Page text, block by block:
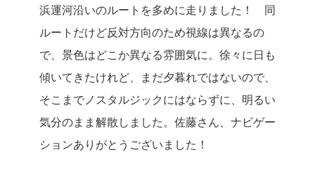
浜運河沿いのルートを多めに走りました！ 同
ルートだけど反対方向のため視線は異なるの
で、景色はどこか異なる雰囲気に。徐々に日も
傾いてきたけれど、まだ夕暮れではないので、
そこまでノスタルジックにはならずに、明るい
気分のまま解散しました。佐藤さん、ナビゲー
ションありがとうございました！